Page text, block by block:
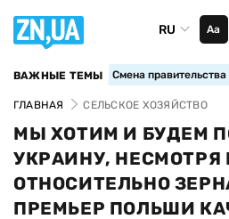
RU Аа
ВАЖНЫЕ ТЕМЫ Смена
ГЛАВНАЯ СЕЛЬСКОЕ ХОЗЯЙСТВО
МЫ ХОТИМ И БУДЕМ
УКРАИНУ, НЕСМОТРЯ
ОТНОСИТЕЛЬНО
ПРЕМЬЕР ПОЛЬШИ